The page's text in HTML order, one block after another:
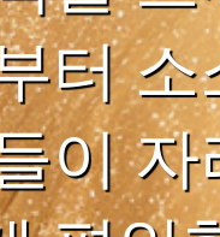
터
이